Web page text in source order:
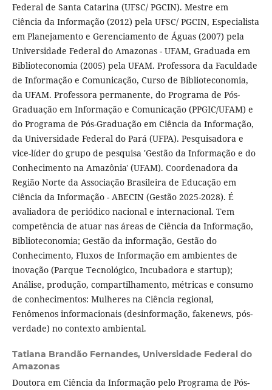
Federal de Santa Catarina (UFSC/ PGCIN). Mestre em
Ciência da Informação (2012) pela UFSC/ PGCIN, Especialista
em Planejamento e Gerenciamento de Águas (2007) pela
Universidade Federal do Amazonas - UFAM, Graduada em
Biblioteconomia (2005) pela UFAM. Professora da Faculdade
de Informação e Comunicação, Curso de Biblioteconomia,
da UFAM. Professora permanente, do Programa de Pós-
Graduação em Informação e Comunicação (PPGIC/UFAM) e
do Programa de Pós-Graduação em Ciência da Informação,
da Universidade Federal do Pará (UFPA). Pesquisadora e
vice-líder do grupo de pesquisa 'Gestão da Informação e do
Conhecimento na Amazônia' (UFAM). Coordenadora da
Região Norte da Associação Brasileira de Educação em
Ciência da Informação - ABECIN (Gestão 2025-2028). É
avaliadora de periódico nacional e internacional. Tem
competência de atuar nas áreas de Ciência da Informação,
Biblioteconomia; Gestão da informação, Gestão do
Conhecimento, Fluxos de Informação em ambientes de
inovação (Parque Tecnológico, Incubadora e startup);
Análise, produção, compartilhamento, métricas e consumo
de conhecimentos: Mulheres na Ciência regional,
Fenômenos informacionais (desinformação, fakenews, pós-
verdade) no contexto ambiental.
Tatiana Brandão Fernandes, Universidade Federal do
Amazonas
Doutora em Ciência da Informação pelo Programa de Pós-